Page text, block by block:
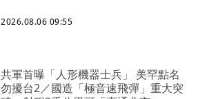
2026.08.06 09:55
共軍首曝「人形機器士兵」 美罕點名
勿擾台2／國造「極音速飛彈」重大突